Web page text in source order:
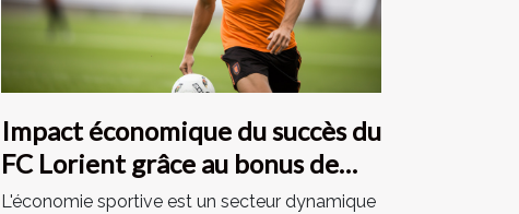
Impact économique du succès du
FC Lorient grâce au bonus de
ZEbet dans la Ligue 2
L'économie sportive est un secteur dynamique